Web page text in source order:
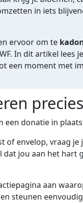
in iets
ervoor om te
In dit artikel lees
een moment met
een donatie in
of envelop, vraag je
dat jou aan het hart
aan
steunen